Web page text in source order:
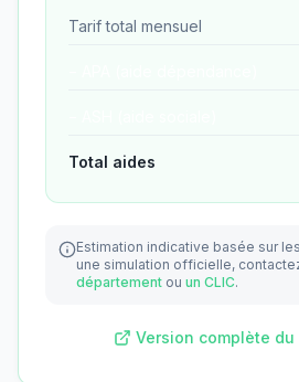
Tarif total mensuel
Total aides
Estimation indicative basée sur
une simulation officielle,
département ou un CLIC.
Version complète